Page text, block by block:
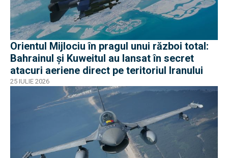
Orientul Mijlociu în pragul unui război total:
Bahrainul și Kuweitul au lansat în secret
atacuri aeriene direct pe teritoriul Iranului
25 IULIE 2026